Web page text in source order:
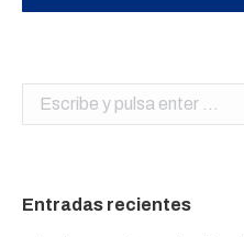
Buscar:
Entradas recientes